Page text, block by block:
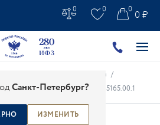
Санкт-Петербург?
ИЗМЕНИТЬ
0 0 0 ₽
0
Анималистическая скульптура /
рисунок Белый арт. 82.65165.00.1